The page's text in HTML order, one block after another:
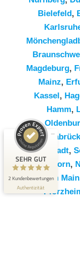
Bielefeld,
Magdeburg,
Mainz,
Kassel,
Hamm,
Osnabrück
Darmstadt,
Paderborn,
am Main
SEHR GUT
2 Kundenbewertungen
Authentizität
Kundenbewertungen und
SEHR GUT
5,00 / 5,00
Blick aufs